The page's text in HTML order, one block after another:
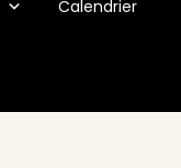
Calendrier